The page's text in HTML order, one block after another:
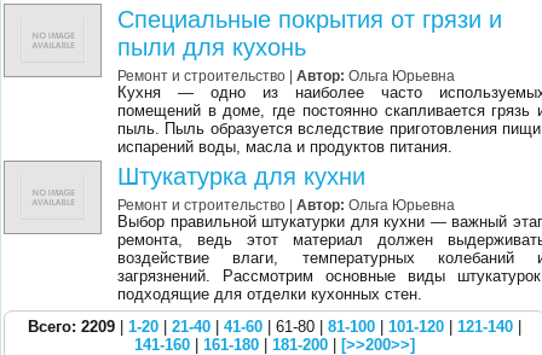
Специальные покрытия от грязи и
пыли для кухонь
Ремонт и строительство |Автор: Ольга Юрьевна
Кухня — одно из наиболее часто
помещений в доме, где постоянно скапливается грязь
пыль. Пыль образуется вследствие приготовления
испарений воды, масла и продуктов питания.
Штукатурка для кухни
Ремонт и строительство |Автор: Ольга Юрьевна
Выбор правильной штукатурки для кухни — важный
ремонта, ведь этот материал должен
воздействие влаги, температурных колебаний
загрязнений. Рассмотрим основные виды
подходящие для отделки кухонных стен.
Всего: 2209
1-20 21-40 41-60 | 61-80 | 81-100 101-120 121-140
141-160
161-180 181-200 [>>200>>]